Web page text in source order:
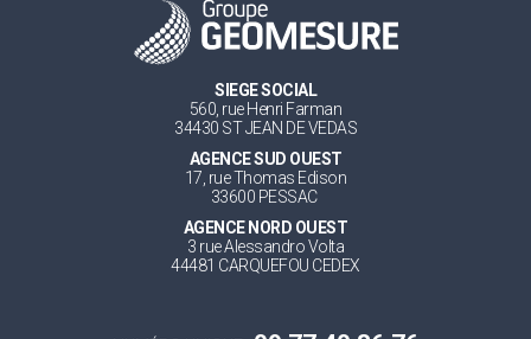
SIEGE SOCIAL
560, rue Henri Farman
34430 ST JEAN DE VEDAS
AGENCE SUD OUEST
17, rue Thomas Edison
33600 PESSAC
AGENCE NORD OUEST
3 rue Alessandro Volta
44481 CARQUEFOU CEDEX